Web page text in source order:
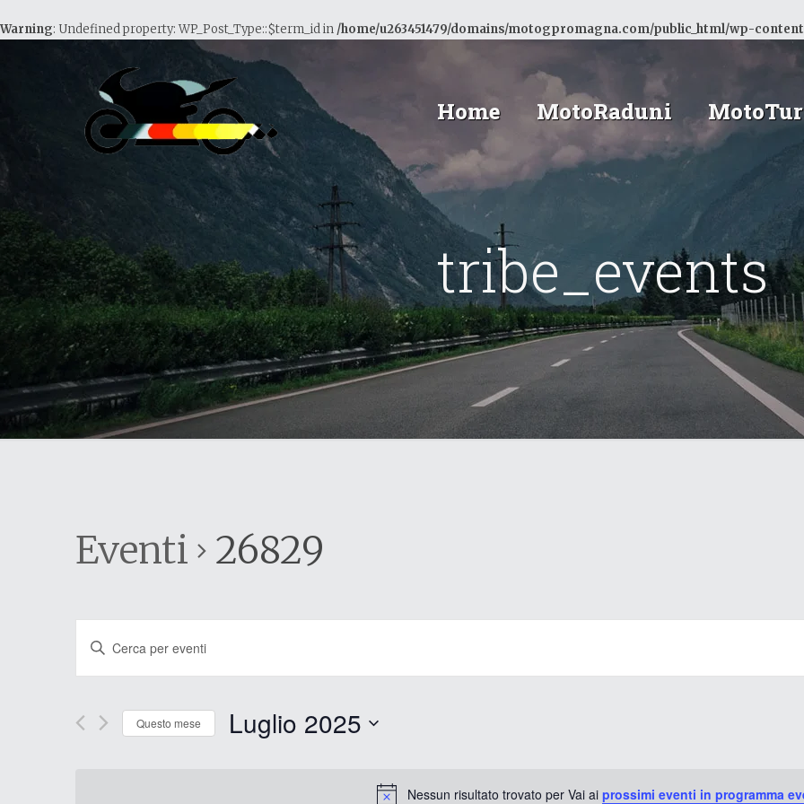
Warning: Undefined property: WP_Post_Type::$term_id in /home/u263451479/domains/motogpromagna.com/public_html/wp-
Home MotoRaduni
tribe_events
Nessun risultato trovato per Vai ai prossimi eventi in programma
Eventi 26829
Eventi
Ricerca
e
viste
Inserisci
Parola
Chiave.
Eventi
Questo mese Luglio 2025